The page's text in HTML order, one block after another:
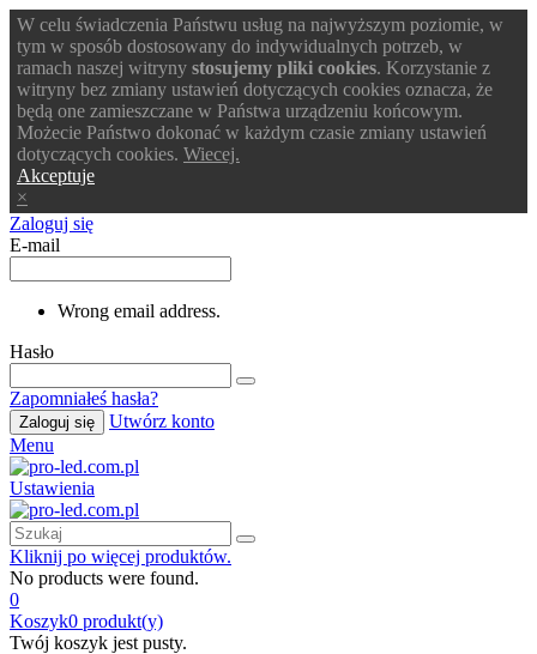
W celu świadczenia Państwu usług na najwyższym poziomie, w
tym w sposób dostosowany do indywidualnych potrzeb, w
ramach naszej witryny stosujemy pliki cookies. Korzystanie z
witryny bez zmiany ustawień dotyczących cookies oznacza, że
będą one zamieszczane w Państwa urządzeniu końcowym.
Możecie Państwo dokonać w każdym czasie zmiany ustawień
dotyczących cookies. Wiecej.
Akceptuje
×
Zaloguj się
E-mail
Wrong email address.
Hasło
Zapomniałeś hasła?
Zaloguj się
Utwórz konto
Menu
Ustawienia
Kliknij po więcej produktów.
No products were found.
0
Koszyk0 produkt(y)
Twój koszyk jest pusty.